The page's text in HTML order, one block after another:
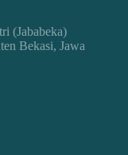
(Jababeka)
Bekasi, Jawa